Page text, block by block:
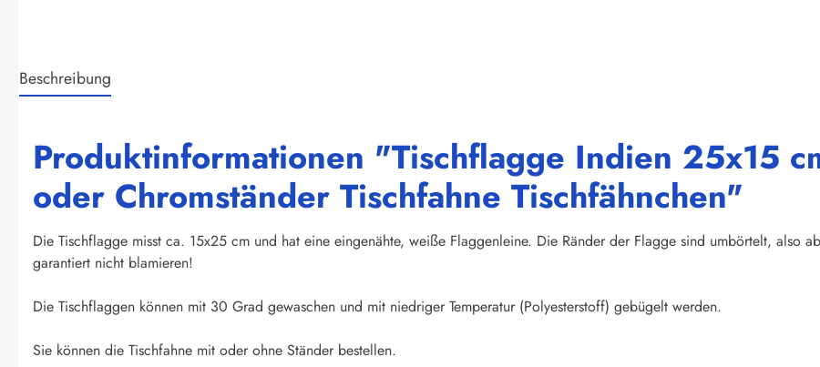
Beschreibung
Produktinformationen "Tischflagge Indien 25x15
oder Chromständer Tischfahne Tischfähnchen"
Die Tischflagge misst ca. 15x25 cm und hat eine eingenähte, weiße Flaggenleine. Die Ränder der Flagge sind umbörtelt, also
garantiert nicht blamieren!
Die Tischflaggen können mit 30 Grad gewaschen und mit niedriger Temperatur (Polyesterstoff) gebügelt werden.
Sie können die Tischfahne mit oder ohne Ständer bestellen.